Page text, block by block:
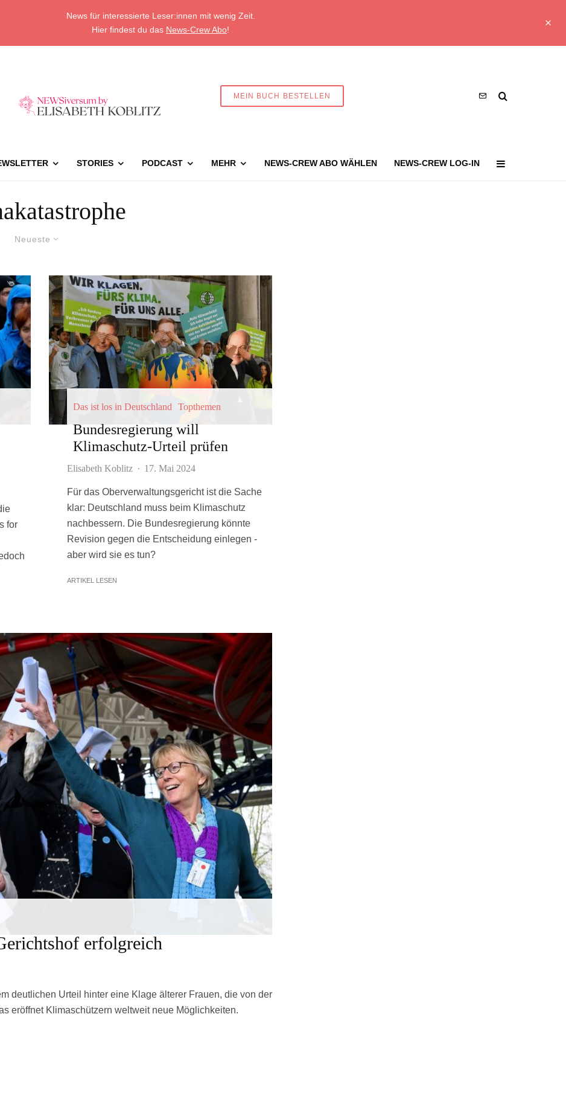
News für interessierte Leser:innen mit wenig Zeit.
Hier findest du das News-Crew Abo!
MEIN BUCH BESTELLEN
STORIES PODCAST MEHR NEWS-CREW ABO WÄHLEN NEWS-CREW LOG-IN
Neueste
for
Das ist los in Deutschland Topthemen
Bundesregierung will
Klimaschutz-Urteil prüfen
Elisabeth Koblitz · 17. Mai 2024
Für das Oberverwaltungsgericht ist die Sache
klar: Deutschland muss beim Klimaschutz
nachbessern. Die Bundesregierung könnte
Revision gegen die Entscheidung einlegen -
aber wird sie es tun?
ARTIKEL LESEN
erfolgreich
deutlichen Urteil hinter eine Klage älterer Frauen, die von der
eröffnet Klimaschützern weltweit neue Möglichkeiten.